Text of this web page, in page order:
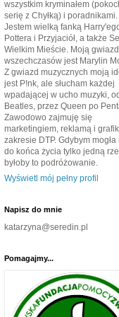
wszystkim kryminałem
serię z Chyłką) i poradnikami.
Jestem wielką fanką
Pottera i Przyjaciół, a także
Wielkim Mieście. Moją
wszechczasów jest Marylin
Z gwiazd muzycznych moją
jest P!nk, ale słucham każdej
wpadającej w ucho muzyki,
Beatles, przez Queen po
Zawodowo zajmuję się
marketingiem, reklamą i
zakresie DTP. Gdybym mogła
do końca życia tylko jedną
byłoby to podróżowanie.
Wyświetl mój pełny profil
Napisz do mnie
katarzyna@seredin.pl
Pomagajmy...